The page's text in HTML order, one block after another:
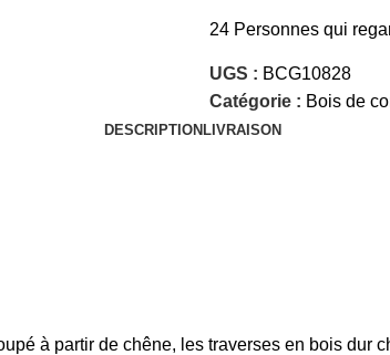
24 Personnes qui
UGS : BCG10828
Catégorie : Bois de
DESCRIPTION LIVRAISON
à partir de chêne, les traverses en bois